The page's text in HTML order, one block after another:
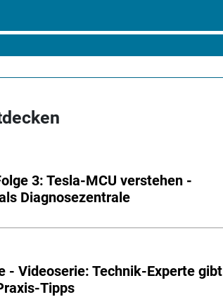
3: Tesla-MCU verstehen -
Diagnosezentrale
- Videoserie: Technik-Experte gibt
Tipps